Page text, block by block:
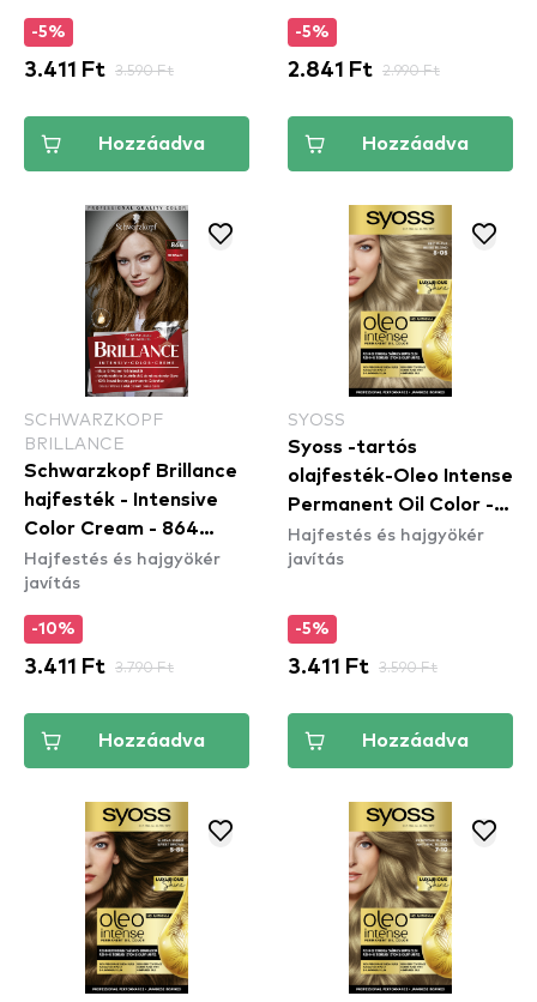
-5%
3.411 Ft 3.590 Ft
Hozzáadva
-5%
2.841 Ft 2.990 Ft
Hozzáadva
SCHWARZKOPF
BRILLANCE
Schwarzkopf Brillance
hajfesték - Intensive
Color Cream - 864
Fawn
Hajfestés és hajgyökér
javítás
-10%
3.411 Ft 3.790 Ft
Hozzáadva
SYOSS
Syoss -tartós
olajfesték-Oleo Intense
Permanent Oil Color -
8-05 Beige Bliond
Hajfestés és hajgyökér
javítás
-5%
3.411 Ft 3.590 Ft
Hozzáadva